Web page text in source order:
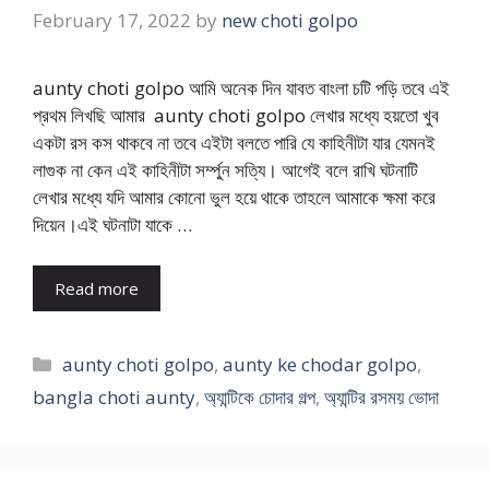
February 17, 2022 by new choti golpo
aunty choti golpo আমি অনেক দিন যাবত বাংলা চটি পড়ি তবে এই
প্রথম লিখছি আমার aunty choti golpo লেখার মধ্যে হয়তো খুব
একটা রস কস থাকবে না তবে এইটা বলতে পারি যে কাহিনীটা যার যেমনই
লাগুক না কেন এই কাহিনীটা সর্ম্পুন সত্যি। আগেই বলে রাখি ঘটনাটি
লেখার মধ্যে যদি আমার কোনো ভুল হয়ে থাকে তাহলে আমাকে ক্ষমা করে
দিয়েন।এই ঘটনাটা যাকে …
Read more
Categories
aunty choti golpo,aunty ke chodar golpo,
bangla choti aunty, অ্যান্টিকে চোদার গল্প, অ্যান্টির রসময় ভোদা